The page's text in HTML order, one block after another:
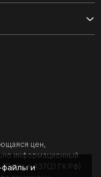
цен,
информационный
437(2) ГК РФ).
файлы и